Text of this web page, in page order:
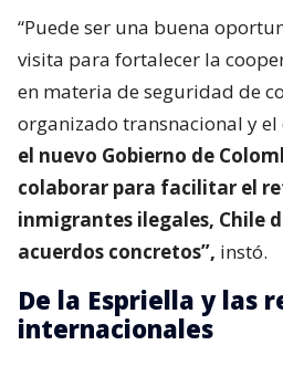
“Puede ser una buena
visita para fortalecer la
en materia de seguridad de
organizado transnacional y
el nuevo Gobierno de
colaborar para facilitar el
inmigrantes ilegales, Chile
acuerdos concretos”, instó.
De la Espriella y las
internacionales